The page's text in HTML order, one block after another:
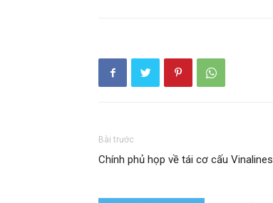
Bài trước
Chính phủ họp về tái cơ cấu Vinalines